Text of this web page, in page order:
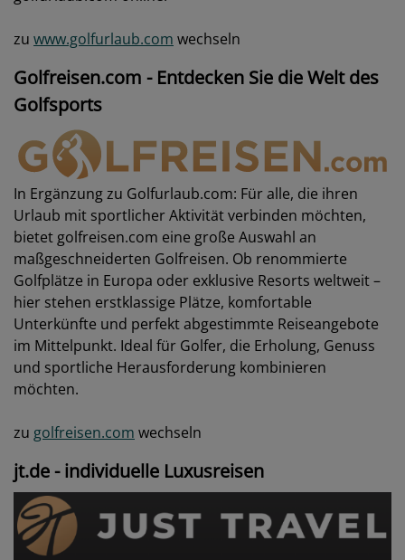
zu www.golfurlaub.com wechseln
Golfreisen.com - Entdecken Sie die Welt des
Golfsports
In Ergänzung zu Golfurlaub.com: Für alle, die ihren
Urlaub mit sportlicher Aktivität verbinden möchten,
bietet golfreisen.com eine große Auswahl an
maßgeschneiderten Golfreisen. Ob renommierte
Golfplätze in Europa oder exklusive Resorts weltweit –
hier stehen erstklassige Plätze, komfortable
Unterkünfte und perfekt abgestimmte Reiseangebote
im Mittelpunkt. Ideal für Golfer, die Erholung, Genuss
und sportliche Herausforderung kombinieren
möchten.
zu golfreisen.com wechseln
jt.de - individuelle Luxusreisen